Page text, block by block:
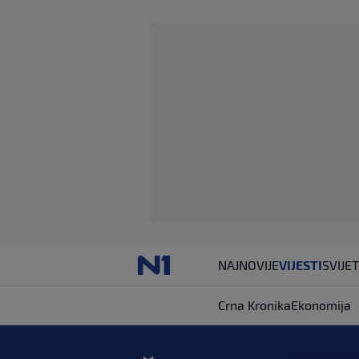
NAJNOVIJEVIJESTISVIJET
Crna KronikaEkonomija